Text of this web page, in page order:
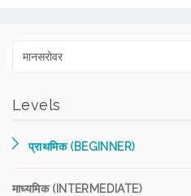
Levels
प्राथमिक (BEGINNER)
माध्यमिक (INTERMEDIATE)